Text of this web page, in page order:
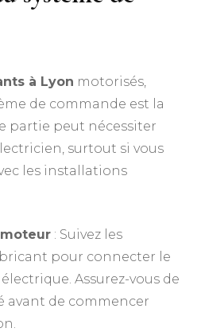
à Lyon motorisés,
de commande est la
partie peut nécessiter
surtout si vous
les installations
: Suivez les
pour connecter le
Assurez-vous de
avant de commencer